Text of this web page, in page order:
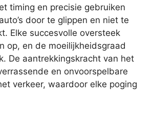
timing en precisie gebruiken
door te glippen en niet te
Elke succesvolle oversteek
op, en de moeilijkheidsgraad
De aantrekkingskracht van het
en onvoorspelbare
verkeer, waardoor elke poging